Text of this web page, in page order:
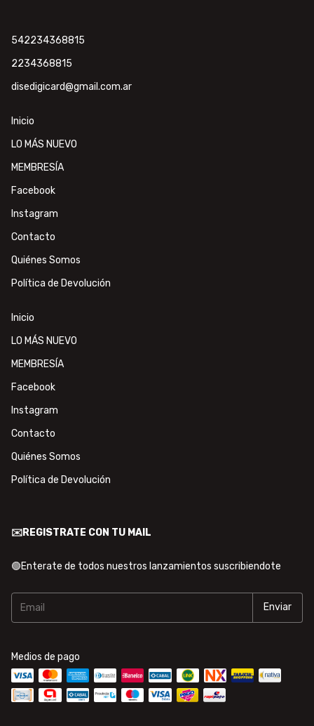
542234368815
2234368815
disedigicard@gmail.com.ar
Inicio
LO MÁS NUEVO
MEMBRESÍA
Facebook
Instagram
Contacto
Quiénes Somos
Política de Devolución
Inicio
LO MÁS NUEVO
MEMBRESÍA
Facebook
Instagram
Contacto
Quiénes Somos
Política de Devolución
✉️REGISTRATE CON TU MAIL
🟢Enterate de todos nuestros lanzamientos suscribiendote
Medios de pago